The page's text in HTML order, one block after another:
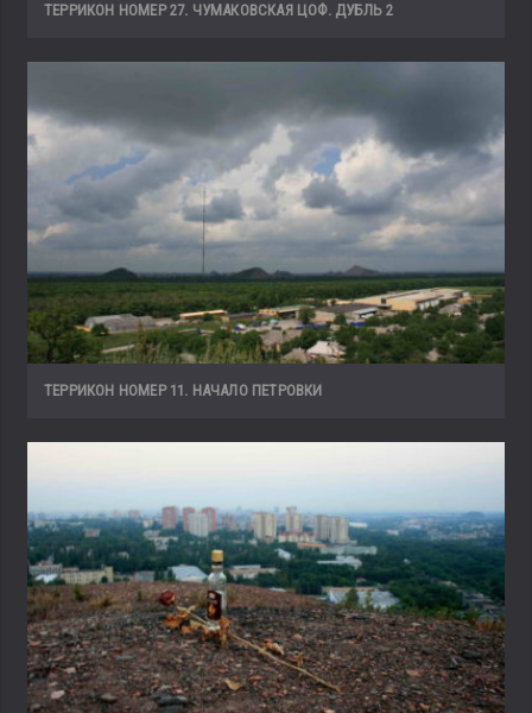
ТЕРРИКОН НОМЕР 27. ЧУМАКОВСКАЯ ЦОФ. ДУБЛЬ 2
ТЕРРИКОН НОМЕР 11. НАЧАЛО ПЕТРОВКИ